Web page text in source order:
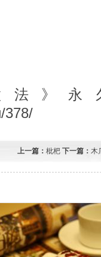
法》永
378/
上一篇： 枇杷 下一篇： 木